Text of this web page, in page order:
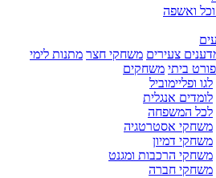
ואשפה
צעירים משחקי חצר מתנות לימי
ביתי משחקים
לגו ופליימוביל
לומדים אנגלית
לכל המשפחה
משחקי אסטרטגיה
משחקי דמיון
משחקי הרכבות ומגנט
משחקי חברה